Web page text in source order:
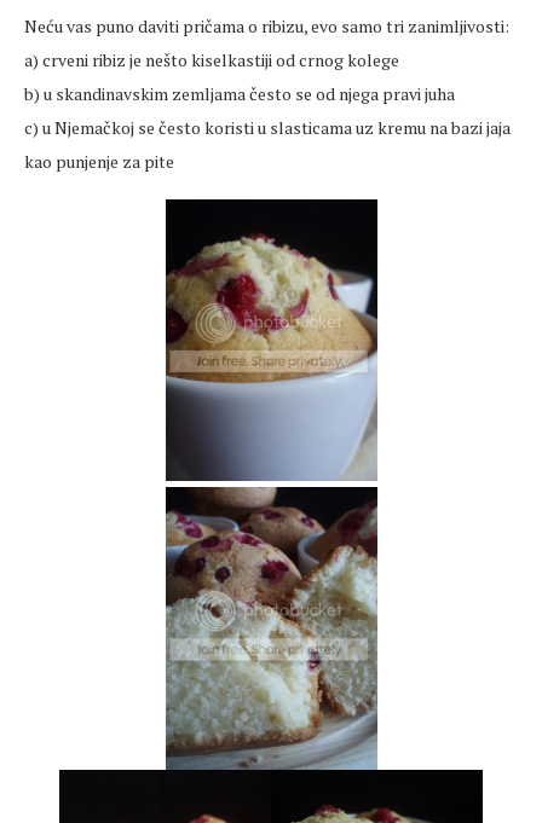
Neću vas puno daviti pričama o ribizu, evo samo tri zanimljivosti:
a) crveni ribiz je nešto kiselkastiji od crnog kolege
b) u skandinavskim zemljama često se od njega pravi juha
c) u Njemačkoj se često koristi u slasticama uz kremu na bazi jaja
kao punjenje za pite